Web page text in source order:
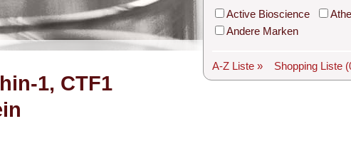
1, CTF1
Active Bioscience
Andere Marken
A-Z Liste » Shopping Liste